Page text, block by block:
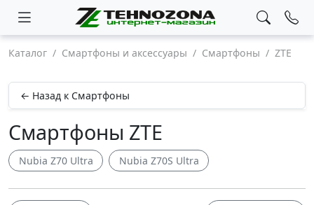
Каталог Смартфоны и аксессуары Смартфоны ZTE
← Назад к Смартфоны
Смартфоны ZTE
Nubia Z70 Ultra Nubia Z70S Ultra